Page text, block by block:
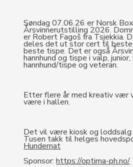
Søndag 07.06.26 er Norsk
Årsvinnerutstilling 2026.
er Robert Fagoš fra Tsjekkia.
deles det ut stor cert til beste
beste tispe. Det er også
hannhund og tispe i valp,
hannhund/tispe og veteran.
Etter flere år med kreativ vær
være i hallen.
Det vil være kiosk og loddsalg
Tusen takk til helges
Hundemat
Sponsor:https://optima-ph.no/